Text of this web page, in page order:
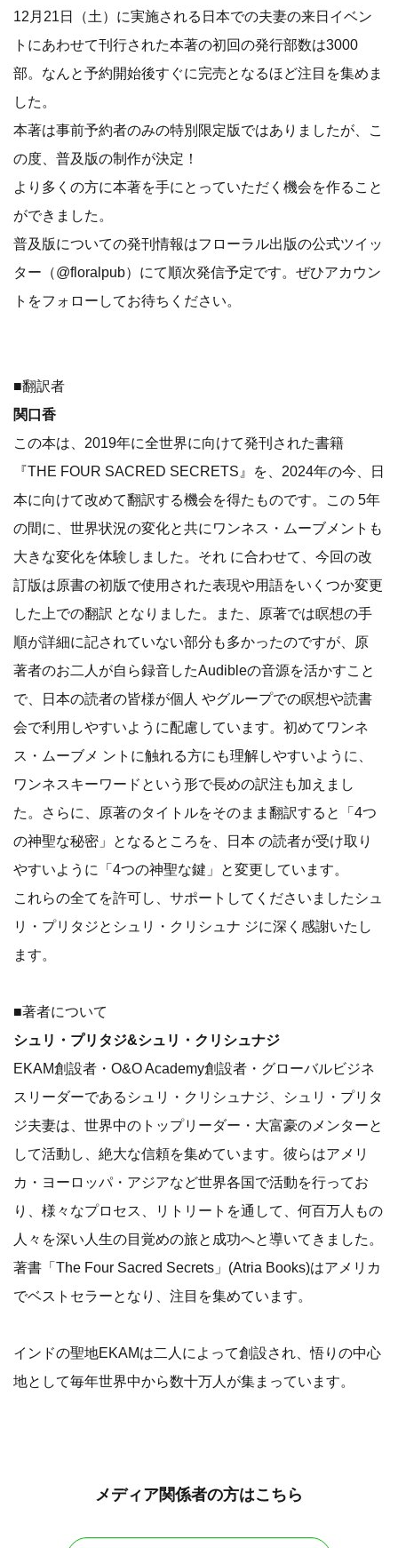
12月21日（土）に実施される日本での夫妻の来日イベン
トにあわせて刊行された本著の初回の発行部数は3000
部。なんと予約開始後すぐに完売となるほど注目を集めま
した。
本著は事前予約者のみの特別限定版ではありましたが、こ
の度、普及版の制作が決定！
より多くの方に本著を手にとっていただく機会を作ること
ができました。
普及版についての発刊情報はフローラル出版の公式ツイッ
ター（@floralpub）にて順次発信予定です。ぜひアカウン
トをフォローしてお待ちください。
■翻訳者
関口香
この本は、2019年に全世界に向けて発刊された書籍
『THE FOUR SACRED SECRETS』を、2024年の今、日
本に向けて改めて翻訳する機会を得たものです。この 5年
の間に、世界状況の変化と共にワンネス・ムーブメントも
大きな変化を体験しました。それ に合わせて、今回の改
訂版は原書の初版で使用された表現や用語をいくつか変更
した上での翻訳 となりました。また、原著では瞑想の手
順が詳細に記されていない部分も多かったのですが、原
著者のお二人が自ら録音したAudibleの音源を活かすこと
で、日本の読者の皆様が個人 やグループでの瞑想や読書
会で利用しやすいように配慮しています。初めてワンネ
ス・ムーブメ ントに触れる方にも理解しやすいように、
ワンネスキーワードという形で長めの訳注も加えまし
た。さらに、原著のタイトルをそのまま翻訳すると「4つ
の神聖な秘密」となるところを、日本 の読者が受け取り
やすいように「4つの神聖な鍵」と変更しています。
これらの全てを許可し、サポートしてくださいましたシュ
リ・プリタジとシュリ・クリシュナ ジに深く感謝いたし
ます。
■著者について
シュリ・プリタジ&シュリ・クリシュナジ
EKAM創設者・O&O Academy創設者・グローバルビジネ
スリーダーであるシュリ・クリシュナジ、シュリ・プリタ
ジ夫妻は、世界中のトップリーダー・大富豪のメンターと
して活動し、絶大な信頼を集めています。彼らはアメリ
カ・ヨーロッパ・アジアなど世界各国で活動を行ってお
り、様々なプロセス、リトリートを通して、何百万人もの
人々を深い人生の目覚めの旅と成功へと導いてきました。
著書「The Four Sacred Secrets」(Atria Books)はアメリカ
でベストセラーとなり、注目を集めています。
インドの聖地EKAMは二人によって創設され、悟りの中心
地として毎年世界中から数十万人が集まっています。
メディア関係者の方はこちら